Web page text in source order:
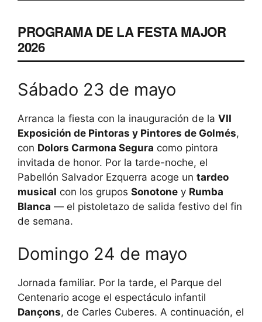
PROGRAMA DE LA FESTA MAJOR
2026
Sábado 23 de mayo
Arranca la fiesta con la inauguración de la VII
Exposición de Pintoras y Pintores de Golmés,
con Dolors Carmona Segura como pintora
invitada de honor. Por la tarde-noche, el
Pabellón Salvador Ezquerra acoge un tardeo
musical con los grupos Sonotone y Rumba
Blanca — el pistoletazo de salida festivo del fin
de semana.
Domingo 24 de mayo
Jornada familiar. Por la tarde, el Parque del
Centenario acoge el espectáculo infantil
Dançons, de Carles Cuberes. A continuación, el